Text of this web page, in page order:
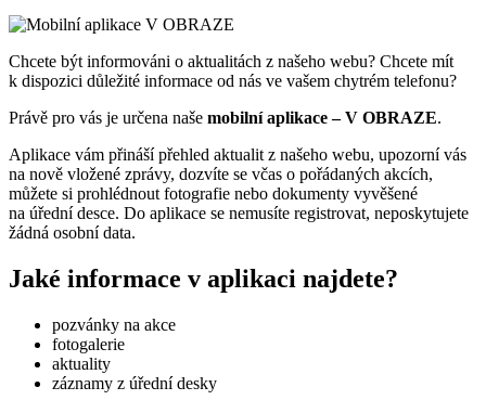
Chcete být informováni o aktualitách z našeho webu? Chcete mít
k dispozici důležité informace od nás ve vašem chytrém telefonu?
Právě pro vás je určena naše mobilní aplikace – V OBRAZE.
Aplikace vám přináší přehled aktualit z našeho webu, upozorní vás
na nově vložené zprávy, dozvíte se včas o pořádaných akcích,
můžete si prohlédnout fotografie nebo dokumenty vyvěšené
na úřední desce. Do aplikace se nemusíte registrovat, neposkytujete
žádná osobní data.
Jaké informace v aplikaci najdete?
pozvánky na akce
fotogalerie
aktuality
záznamy z úřední desky